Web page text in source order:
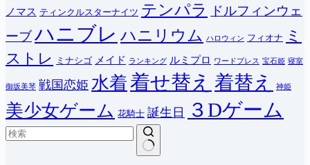
ノマス ティンクルスターナイツ テンパラ
ドルフィンウェ
ーブハニブレ ハニリウム ハロウィン フィオナ
ミ
ストレ
ミナシゴ メイド ランキング ルミプロ ワードプレス 宝石姫 寝室
御坂美琴 戦国恋姫 水着着せ替え 着替え 神姫
美少女ゲーム 花騎士 誕生日 ３Dゲーム